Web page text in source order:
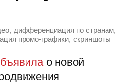
, дифференциация по странам,
промо-графики, скриншоты
о новой